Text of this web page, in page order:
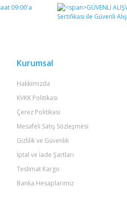
Bu ürüne ilk yorumu siz yapın!
Gönder
Kurumsal
Hakkımızda
KVKK Politikası
Çerez Politikası
Mesafeli Satış Sözleşmesi
Gizlilik ve Güvenlik
İptal ve İade Şartları
Teslimat Kargo
Banka Hesaplarımız